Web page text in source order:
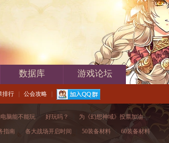
天堂
王权与自由
数据库 游戏论坛
排行 公会攻略
脑能不能玩 好玩吗？ 为《幻想神域》投票加油
指南 各大战场开启时间 50装备材料 60装备材料